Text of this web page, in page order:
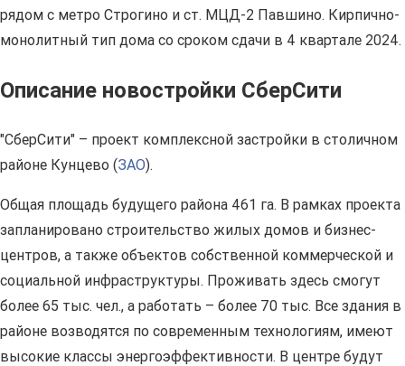
рядом с метро Строгино и ст. МЦД-2 Павшино. Кирпично-
монолитный тип дома со сроком сдачи в 4 квартале 2024.
Описание новостройки СберСити
"СберСити" – проект комплексной застройки в столичном
районе Кунцево (ЗАО).
Общая площадь будущего района 461 га. В рамках проекта
запланировано строительство жилых домов и бизнес-
центров, а также объектов собственной коммерческой и
социальной инфраструктуры. Проживать здесь смогут
более 65 тыс. чел., а работать – более 70 тыс. Все здания в
районе возводятся по современным технологиям, имеют
высокие классы энергоэффективности. В центре будут